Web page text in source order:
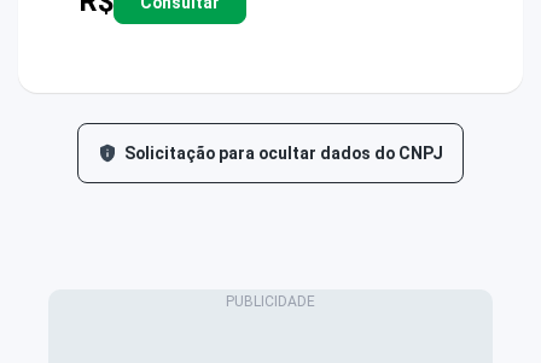
Solicitação para ocultar dados do CNPJ